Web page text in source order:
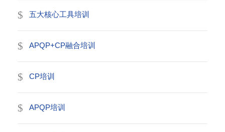
五大核心工具培训
APQP+CP融合培训
CP培训
APQP培训